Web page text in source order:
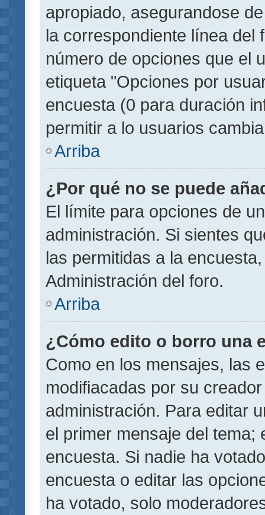
apropiado, asegurandose
la correspondiente línea del
número de opciones que el
etiqueta "Opciones por
encuesta (0 para duración
permitir a lo usuarios
Arriba
¿Por qué no se puede
El límite para opciones de
administración. Si sientes
las permitidas a la
Administración del foro.
Arriba
¿Cómo edito o borro una
Como en los mensajes, las
modifiacadas por su
administración. Para editar
el primer mensaje del
encuesta. Si nadie ha
encuesta o editar las
ha votado, solo